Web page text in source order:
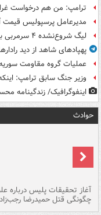
ترامپ: من هم درخواست
مدیرعامل پرسپولیس قیمت
لیگ شروع‌نشده ۴ سرمربی برکنار شدند
پهپادهای شاهد از دید
عملیات گروه مقاومت سوریه
وزیر جنگ سابق ترامپ:
اینفوگرافیک/ زندگینامه
حوادث
آغاز تحقیقات پلیس درباره
چگونگی قتل حمیدرضا